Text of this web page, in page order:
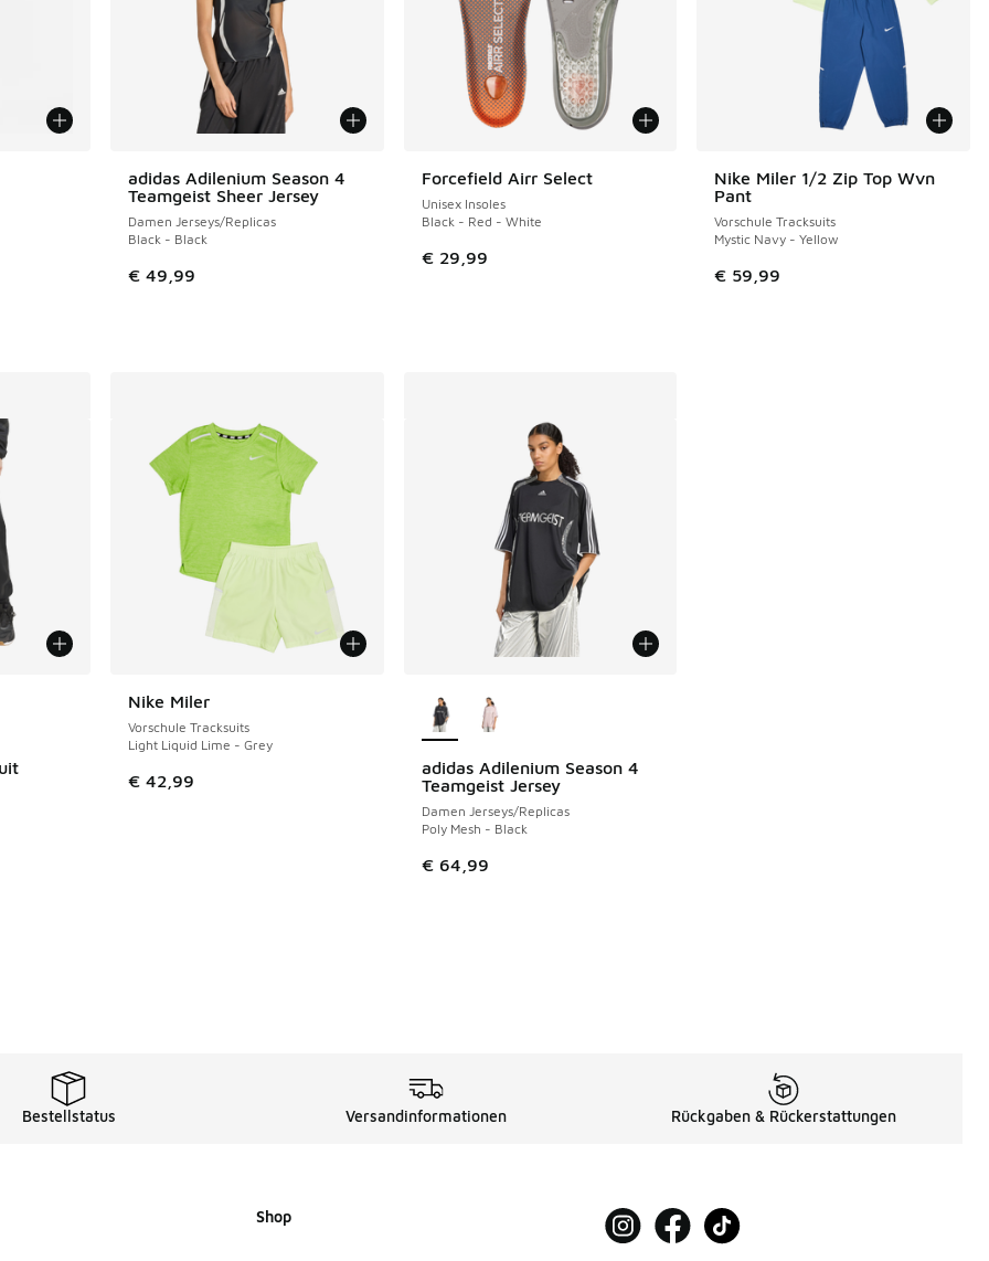
adidas Adilenium Season 4
Teamgeist Sheer Jersey
Damen Jerseys/Replicas
Black - Black
€ 49,99
Forcefield Airr Select
Unisex Insoles
Black - Red - White
€ 29,99
Nike Miler 1/2 Zip Top Wvn
Pant
Vorschule Tracksuits
Mystic Navy - Yellow
€ 59,99
Nike Miler
Vorschule Tracksuits
Light Liquid Lime - Grey
€ 42,99
adidas Adilenium Season 4
Teamgeist Jersey
Damen Jerseys/Replicas
Poly Mesh - Black
€ 64,99
Bestellstatus Versandinformationen Rückgaben & Rückerstattungen
Shop